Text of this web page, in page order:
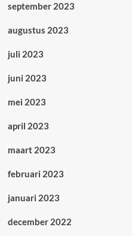
september 2023
augustus 2023
juli 2023
juni 2023
mei 2023
april 2023
maart 2023
februari 2023
januari 2023
december 2022